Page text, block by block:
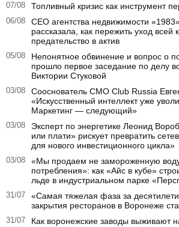
07/08 Топливный кризис как инструмент
06/08
CEO агентства недвижимости
рассказала, как пережить уход всей
предательство в актив
05/08
Непонятное обвинение и вопрос о
прошло первое заседание по делу
Виктории Стуковой
03/08
Сооснователь CMO Club Russia
«Искусственный интеллект уже
Маркетинг — следующий»
03/08
Эксперт по энергетике Леонид
или плати» рискует превратить
для нового инвестиционного цикла»
03/08
«Мы продаем не замороженную
потребления»: как «Айс в кубе»
льде в индустриальном парке
31/07
«Самая тяжелая фаза за
закрытия ресторанов в Воронеже
31/07
Как воронежские заводы выживают